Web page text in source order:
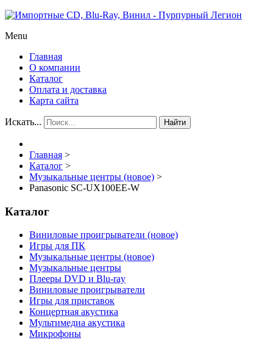
Menu
Главная
О компании
Каталог
Оплата и доставка
Карта сайта
Искать... Найти
Главная >
Каталог >
Музыкальные центры (новое) >
Panasonic SC-UX100EE-W
Каталог
Виниловые проигрыватели (новое)
Игры для ПК
Музыкальные центры (новое)
Музыкальные центры
Плееры DVD и Blu-ray
Виниловые проигрыватели
Игры для приставок
Концертная акустика
Мультимедиа акустика
Микрофоны